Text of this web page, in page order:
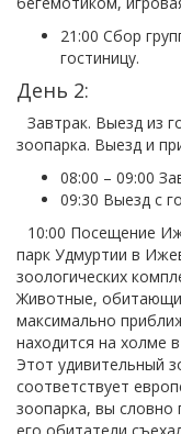
21:00 Сбор
гостиницу.
День 2:
Завтрак. Выезд из
зоопарка. Выезд и
08:00 – 09:00
09:30 Выезд с
10:00 Посещение
парк Удмуртии в
зоологических
Животные,
максимально
находится на холме
Этот удивительный
соответствует
зоопарка, вы словно